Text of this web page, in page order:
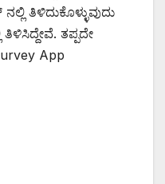
ತಿಳಿದುಕೊಳ್ಳುವುದು
ತಪ್ಪದೇ
App